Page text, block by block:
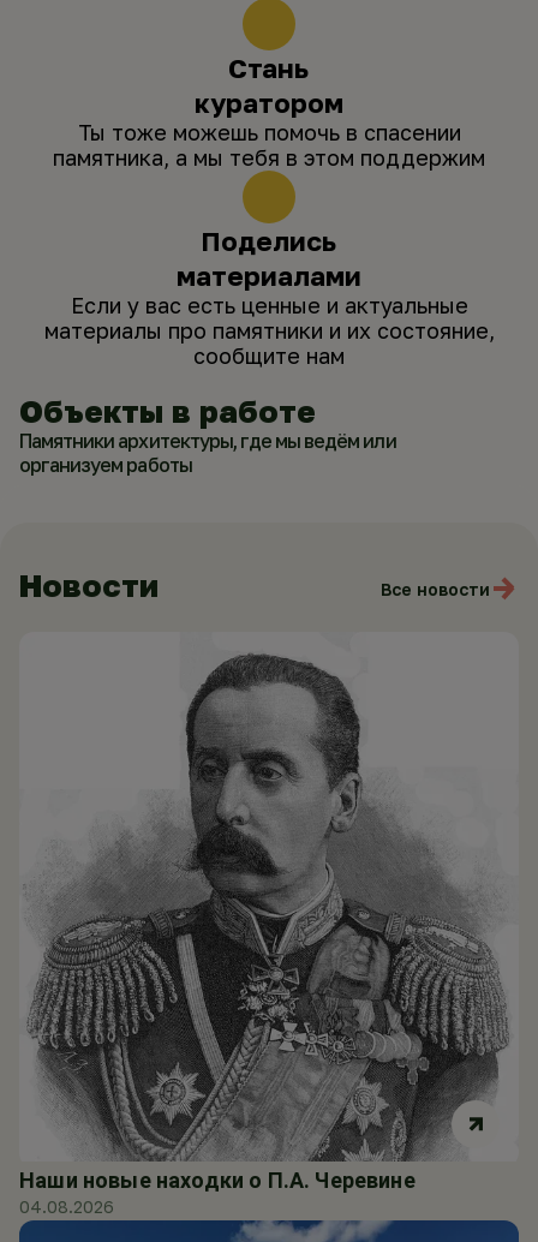
Стань
куратором
Ты тоже можешь помочь в спасении
памятника, а мы тебя в этом поддержим
Поделись
материалами
Если у вас есть ценные и актуальные
материалы про памятники и их состояние,
сообщите нам
Объекты в работе
Памятники архитектуры, где мы ведём или
организуем работы
Новости Все новости
Наши новые находки о П.А. Черевине
04.08.2026